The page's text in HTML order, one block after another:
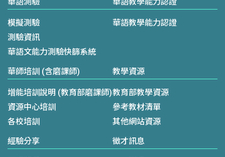
華語測驗
模擬測驗
測驗資訊
華語文能力測驗快篩系統
華語教學能力認證
華語教學能力認證
華師培訓 (含磨課師)
增能培訓說明 (教育部磨課師)
資源中心培訓
各校培訓
教學資源
教育部教學資源
參考教材清單
其他網站資源
經驗分享 徵才訊息